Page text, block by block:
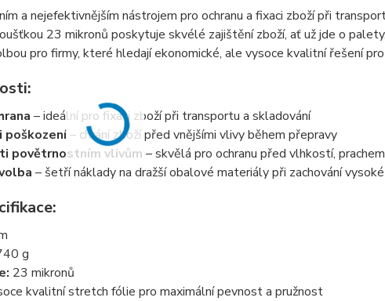
a nejefektivnějším nástrojem pro ochranu a fixaci zboží při
23 mikronů poskytuje skvélé zajištění zboží, ať už jde o
pro firmy, které hledají ekonomické, ale vysoce kvalitní řešení
– ideální pro fixaci zboží při transportu a skladování
poškození– chrání zboží před vnějšími vlivy během přepravy
povětrnostním vlivům – skvělá pro ochranu před vlhkostí,
– šetří náklady na dražší obalové materiály při zachování
g
23 mikronů
kvalitní stretch fólie pro maximální pevnost a pružnost